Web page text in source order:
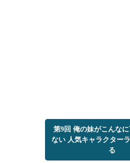
第9回 俺の妹がこんな
ない 人気キャラクター
る